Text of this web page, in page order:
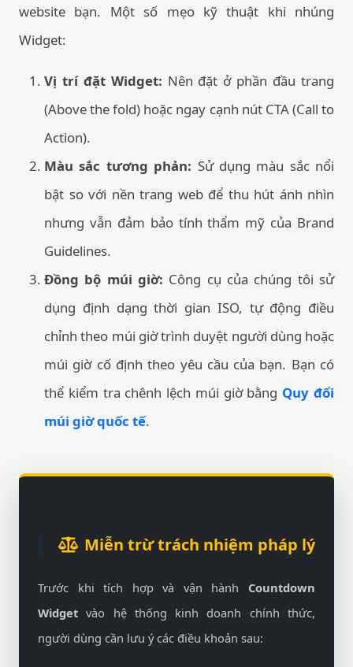
website bạn. Một số mẹo kỹ thuật khi nhúng
Widget:
Vị trí đặt Widget: Nên đặt ở phần đầu trang
(Above the fold) hoặc ngay cạnh nút CTA (Call to
Action).
Màu sắc tương phản: Sử dụng màu sắc nổi
bật so với nền trang web để thu hút ánh nhìn
nhưng vẫn đảm bảo tính thẩm mỹ của Brand
Guidelines.
Đồng bộ múi giờ: Công cụ của chúng tôi sử
dụng định dạng thời gian ISO, tự động điều
chỉnh theo múi giờ trình duyệt người dùng hoặc
múi giờ cố định theo yêu cầu của bạn. Bạn có
thể kiểm tra chênh lệch múi giờ bằng Quy đổi
múi giờ quốc tế.
Miễn trừ trách nhiệm pháp lý
Trước khi tích hợp và vận hành Countdown
Widget vào hệ thống kinh doanh chính thức,
người dùng cần lưu ý các điều khoản sau: